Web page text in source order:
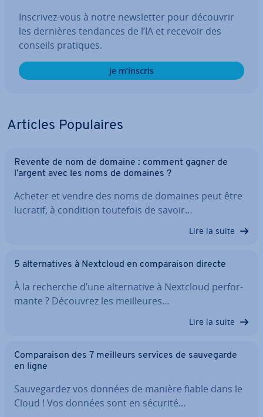
Inscrivez-vous à notre news­let­ter pour découvrir
les dernières tendances de l’IA et recevoir des
conseils pratiques.
Je m’inscris
Articles Po­pu­laires
Revente de nom de domaine : comment gagner de
l’argent avec les noms de domaines ?
Acheter et vendre des noms de domaines peut être
lucratif, à condition toutefois de savoir…
Lire la suite
5 al­ter­na­tives à Nextcloud en com­pa­rai­son directe
À la recherche d’une al­ter­na­tive à Nextcloud per­for­
mante ? Découvrez les meil­leures…
Lire la suite
Com­pa­rai­son des 7 meilleurs services de sau­ve­garde
en ligne
Sau­ve­gar­dez vos données de manière fiable dans le
Cloud ! Vos données sont en sécurité…